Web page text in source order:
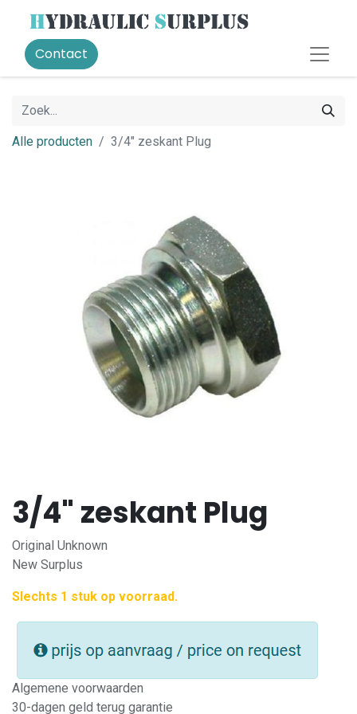
Contact
Alle producten 3/4" zeskant Plug
3/4" zeskant Plug
Original Unknown
New Surplus
Slechts 1 stuk op voorraad.
Algemene voorwaarden
30-dagen geld terug garantie